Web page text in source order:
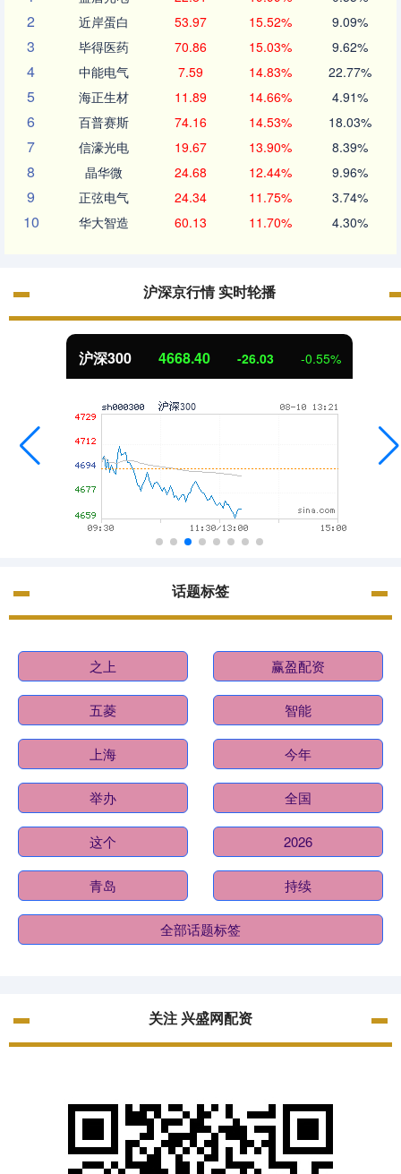
2 近岸蛋白 53.97 15.52% 9.09%
3 毕得医药 70.86 15.03% 9.62%
4 中能电气 7.59 14.83% 22.77%
5 海正生材 11.89 14.66% 4.91%
6 百普赛斯 74.16 14.53% 18.03%
7 信濠光电 19.67 13.90% 8.39%
8 晶华微 24.68 12.44% 9.96%
9 正弦电气 24.34 11.75% 3.74%
10 华大智造 60.13 11.70% 4.30%
沪深京行情 实时轮播
沪深300 4668.40 -26.03 -0.55%
话题标签
之上 赢盈配资
五菱 智能
上海 今年
举办 全国
这个 2026
青岛 持续
全部话题标签
关注 兴盛网配资